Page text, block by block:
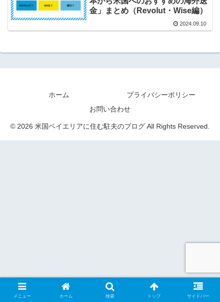
金」まとめ（Revolut・Wise編）
2024.09.10
ホーム
プライバシーポリシー
お問い合わせ
© 2026 米国ベイエリアに住む駐夫のブログ All Rights Reserved.
メニュー ホーム 検索 トップ サイドバー